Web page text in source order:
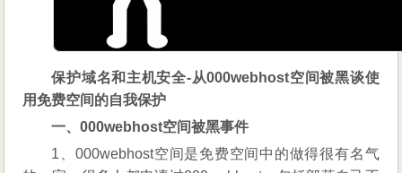
保护域名和主机安全-从000webhost空间被黑谈使
用免费空间的自我保护
一、000webhost空间被黑事件
1、000webhost空间是免费空间中的做得很有名气